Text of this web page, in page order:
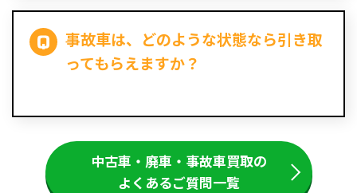
事故車は、どのような状態なら引き取
ってもらえますか？
中古車・廃車・事故車買取の
よくあるご質問一覧